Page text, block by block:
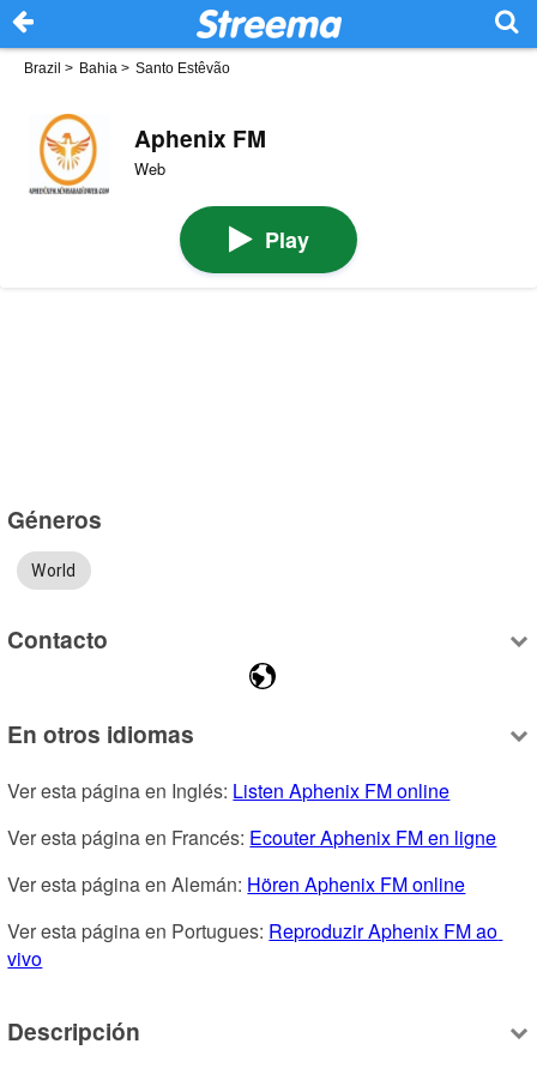
Brazil > Bahia > Santo Estêvão
Aphenix FM
Web
Play
Géneros
World
Contacto
En otros idiomas
Ver esta página en Inglés: Listen Aphenix FM online
Ver esta página en Francés: Ecouter Aphenix FM en ligne
Ver esta página en Alemán: Hören Aphenix FM online
Ver esta página en Portugues: Reproduzir Aphenix FM ao
vivo
Descripción